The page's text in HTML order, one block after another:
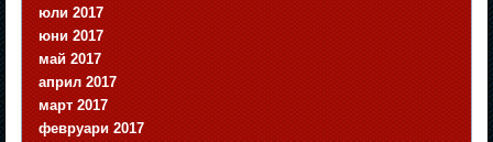
юли 2017
юни 2017
май 2017
април 2017
март 2017
февруари 2017